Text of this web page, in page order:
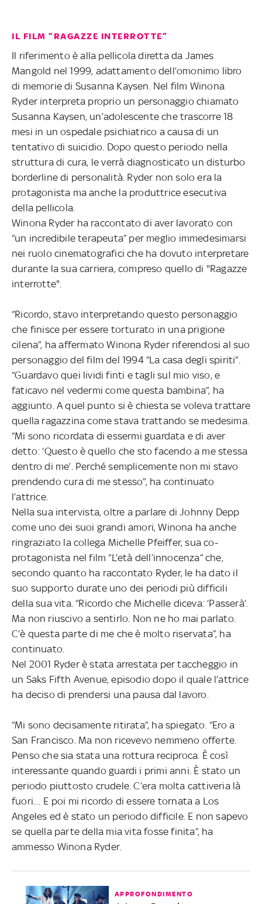
IL FILM “RAGAZZE INTERROTTE”
Il riferimento è alla pellicola diretta da James
Mangold nel 1999, adattamento dell’omonimo libro
di memorie di Susanna Kaysen. Nel film Winona
Ryder interpreta proprio un personaggio chiamato
Susanna Kaysen, un’adolescente che trascorre 18
mesi in un ospedale psichiatrico a causa di un
tentativo di suicidio. Dopo questo periodo nella
struttura di cura, le verrà diagnosticato un disturbo
borderline di personalità. Ryder non solo era la
protagonista ma anche la produttrice esecutiva
della pellicola.
Winona Ryder ha raccontato di aver lavorato con
“un incredibile terapeuta” per meglio immedesimarsi
nei ruolo cinematografici che ha dovuto interpretare
durante la sua carriera, compreso quello di "Ragazze
interrotte".
“Ricordo, stavo interpretando questo personaggio
che finisce per essere torturato in una prigione
cilena”, ha affermato Winona Ryder riferendosi al suo
personaggio del film del 1994 “La casa degli spiriti”.
“Guardavo quei lividi finti e tagli sul mio viso, e
faticavo nel vedermi come questa bambina”, ha
aggiunto. A quel punto si è chiesta se voleva trattare
quella ragazzina come stava trattando se medesima.
“Mi sono ricordata di essermi guardata e di aver
detto: ‘Questo è quello che sto facendo a me stessa
dentro di me’. Perché semplicemente non mi stavo
prendendo cura di me stesso”, ha continuato
l’attrice.
Nella sua intervista, oltre a parlare di Johnny Depp
come uno dei suoi grandi amori, Winona ha anche
ringraziato la collega Michelle Pfeiffer, sua co-
protagonista nel film “L’età dell’innocenza” che,
secondo quanto ha raccontato Ryder, le ha dato il
suo supporto durate uno dei periodi più difficili
della sua vita. “Ricordo che Michelle diceva: ‘Passerà’.
Ma non riuscivo a sentirlo. Non ne ho mai parlato.
C’è questa parte di me che è molto riservata”, ha
continuato.
Nel 2001 Ryder è stata arrestata per taccheggio in
un Saks Fifth Avenue, episodio dopo il quale l’attrice
ha deciso di prendersi una pausa dal lavoro.
“Mi sono decisamente ritirata”, ha spiegato. “Ero a
San Francisco. Ma non ricevevo nemmeno offerte.
Penso che sia stata una rottura reciproca. È così
interessante quando guardi i primi anni. È stato un
periodo piuttosto crudele. C’era molta cattiveria là
fuori… E poi mi ricordo di essere tornata a Los
Angeles ed è stato un periodo difficile. E non sapevo
se quella parte della mia vita fosse finita”, ha
ammesso Winona Ryder.
APPROFONDIMENTO